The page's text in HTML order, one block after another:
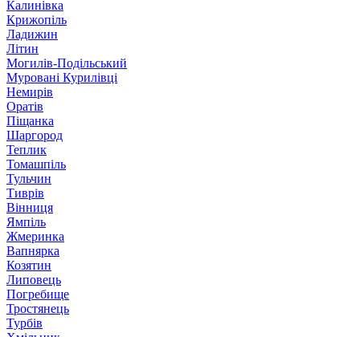
Калинівка
Крижопіль
Ладижин
Літин
Могилів-Подільський
Муровані Курилівці
Немирів
Оратів
Піщанка
Шаргород
Теплик
Томашпіль
Тульчин
Тиврів
Вінниця
Ямпіль
Жмеринка
Вапнярка
Козятин
Липовець
Погребище
Тростянець
Турбів